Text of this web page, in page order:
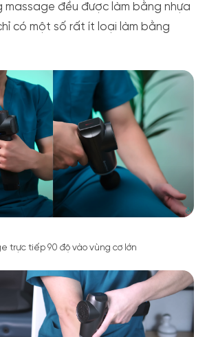
massage đều được làm bằng nhựa
có một số rất ít loại làm bằng
trực tiếp 90 độ vào vùng cơ lớn